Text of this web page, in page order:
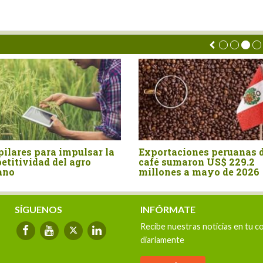
fue el mayor
de malta para el
peruano en el primer
Agroexportaciones
tradicionales de Perú a
Estados Unidos
SÍGUENOS INFÓRMATE
Recibe nuestras noticias en tu
diariamente